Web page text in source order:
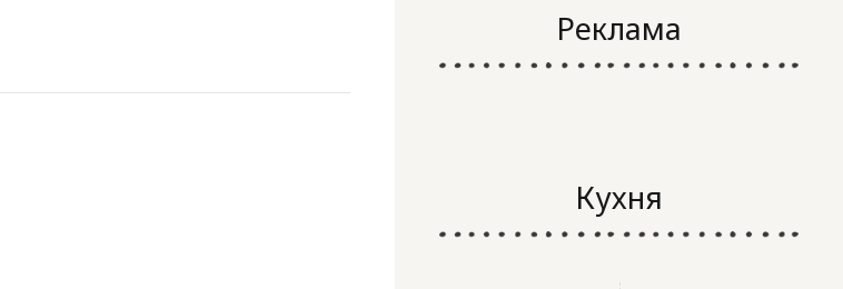
Реклама
Кухня